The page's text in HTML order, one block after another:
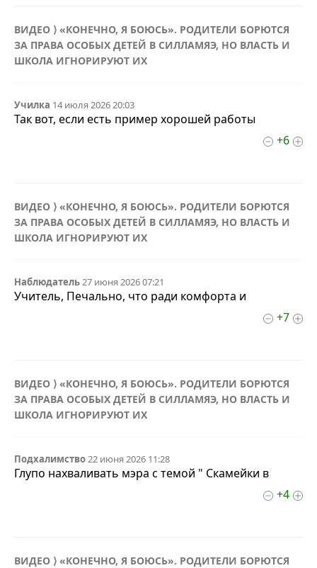
ВИДЕО ⟩ «КОНЕЧНО, Я БОЮСЬ». РОДИТЕЛИ БОРЮТСЯ
ЗА ПРАВА ОСОБЫХ ДЕТЕЙ В СИЛЛАМЯЭ, НО ВЛАСТЬ И
ШКОЛА ИГНОРИРУЮТ ИХ
Училка 14 июля 2026 20:03
Так вот, если есть пример хорошей работы
+6
ВИДЕО ⟩ «КОНЕЧНО, Я БОЮСЬ». РОДИТЕЛИ БОРЮТСЯ
ЗА ПРАВА ОСОБЫХ ДЕТЕЙ В СИЛЛАМЯЭ, НО ВЛАСТЬ И
ШКОЛА ИГНОРИРУЮТ ИХ
Наблюдатель27 июня 2026 07:21
Учитель, Печально, что ради комфорта и
+7
ВИДЕО ⟩ «КОНЕЧНО, Я БОЮСЬ». РОДИТЕЛИ БОРЮТСЯ
ЗА ПРАВА ОСОБЫХ ДЕТЕЙ В СИЛЛАМЯЭ, НО ВЛАСТЬ И
ШКОЛА ИГНОРИРУЮТ ИХ
Подхалимство22 июня 2026 11:28
Глупо нахваливать мэра с темой " Скамейки в
+4
ВИДЕО ⟩ «КОНЕЧНО, Я БОЮСЬ». РОДИТЕЛИ БОРЮТСЯ